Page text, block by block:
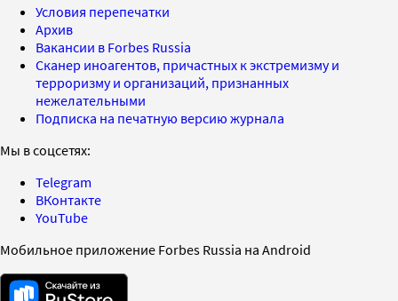
Условия перепечатки
Архив
Вакансии в Forbes Russia
Сканер иноагентов, причастных к экстремизму и
терроризму и организаций, признанных
нежелательными
Подписка на печатную версию журнала
Мы в соцсетях:
Telegram
ВКонтакте
YouTube
Мобильное приложение Forbes Russia на Android